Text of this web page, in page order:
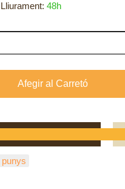
48h
punys